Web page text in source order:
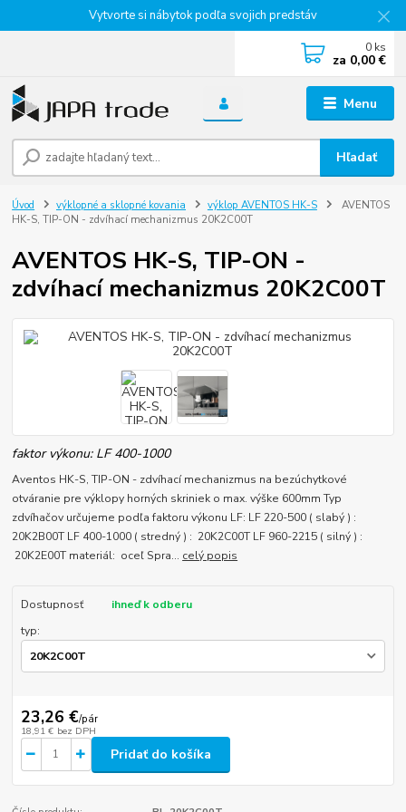
Vytvorte si nábytok podľa svojich predstáv
Menu
Hľadať
0 ks
za 0,00 €
Úvod výklopné a sklopné kovania výklop AVENTOS HK-S
AVENTOS
HK-S, TIP-ON - zdvíhací mechanizmus 20K2C00T
AVENTOS HK-S, TIP-ON -
zdvíhací mechanizmus 20K2C00T
faktor výkonu: LF 400-1000
Aventos HK-S, TIP-ON - zdvíhací mechanizmus na bezúchytkové
otváranie pre výklopy horných skriniek o max. výške 600mm Typ
zdvíhačov určujeme podľa faktoru výkonu LF: LF 220-500 ( slabý ) :
20K2B00T LF 400-1000 ( stredný ) : 20K2C00T LF 960-2215 ( silný ) :
20K2E00T materiál: oceľ Spra... celý popis
Dostupnosť
ihneď k odberu
typ:
23,26 €/pár
18,91 € bez DPH
Pridať do košíka